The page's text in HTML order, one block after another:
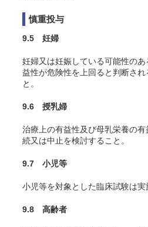
慎重投与
9.5 妊婦
妊婦又は妊娠している可能性の
益性が危険性を上回ると判断され
と。
9.6 授乳婦
治療上の有益性及び母乳栄養の
続又は中止を検討すること。
9.7 小児等
小児等を対象とした臨床試験は実
9.8 高齢者